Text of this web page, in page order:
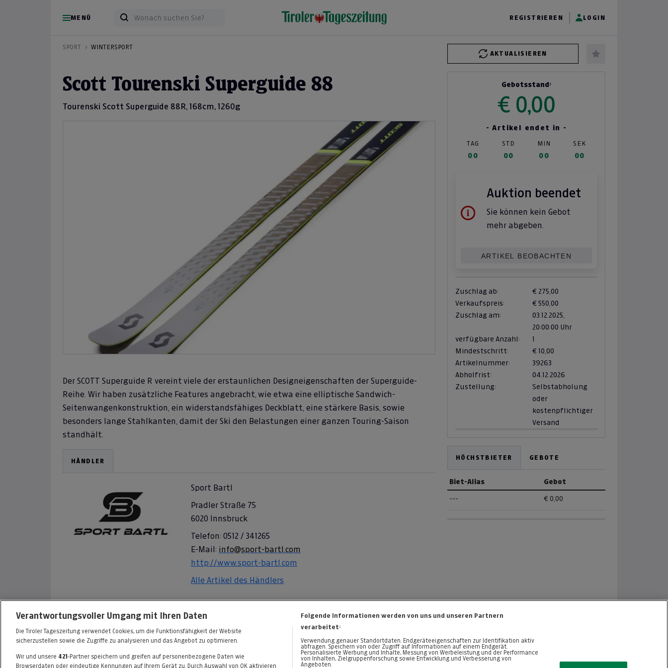
MENÜ REGISTRIEREN LOGIN
SPORT
WINTERSPORT
AKTUALISIEREN
Scott Tourenski Superguide 88
Tourenski Scott Superguide 88R, 168cm, 1260g
Der SCOTT Superguide R vereint viele der erstaunlichen Designeigenschaften der Superguide-
Reihe. Wir haben zusätzliche Features angebracht, wie etwa eine elliptische Sandwich-
Seitenwangenkonstruktion, ein widerstandsfähiges Deckblatt, eine stärkere Basis, sowie
besonders lange Stahlkanten, damit der Ski den Belastungen einer ganzen Touring-Saison
standhält.
HÄNDLER
Sport Bartl
Pradler Straße 75
6020 Innsbruck
Telefon: 0512 / 341265
E-Mail: info@sport-bartl.com
http://www.sport-bartl.com
Alle Artikel des Händlers
Gebotsstand:
€ 0,00
- Artikel endet in -
TAG STD MIN SEK
00 00 00 00
Auktion beendet
Sie können kein Gebot
mehr abgeben.
ARTIKEL BEOBACHTEN
Zuschlag ab:
€ 275,00
Verkaufspreis:
€ 550,00
Zuschlag am:
03.12.2025,
20:00:00 Uhr
verfügbare Anzahl:
1
Mindestschritt:
€ 10,00
Artikelnummer:
39263
Abholfrist:
04.12.2026
Zustellung:
Selbstabholung
oder
kostenpflichtiger
Versand
HÖCHSTBIETER GEBOTE
Biet-Alias Gebot
--- € 0,00
FAQ HILFE IMPRESSUM AGB KONTAKT DATENSCHUTZ
Verantwortungsvoller Umgang mit Ihren Daten
Die Tiroler Tageszeitung verwendet Cookies, um die Funktionsfähigkeit der Website
sicherzustellen sowie die Zugriffe zu analysieren und das Angebot zu optimieren.
Wir und unsere 421 -Partner speichern und greifen auf personenbezogene Daten wie
Browserdaten oder eindeutige Kennungen auf Ihrem Gerät zu. Durch Auswahl von OK aktivieren
Folgende Informationen werden von uns und unseren Partnern
verarbeitet:
Verwendung genauer Standortdaten. Endgeräteeigenschaften zur Identifikation aktiv
abfragen. Speichern von oder Zugriff auf Informationen auf einem Endgerät.
Personalisierte Werbung und Inhalte, Messung von Werbeleistung und der Performance
von Inhalten, Zielgruppenforschung sowie Entwicklung und Verbesserung von
Angeboten.